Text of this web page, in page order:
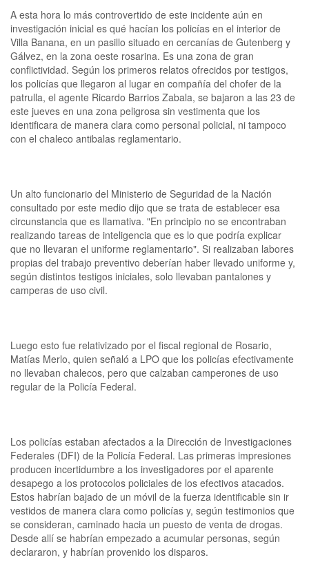
A esta hora lo más controvertido de este incidente aún en
investigación inicial es qué hacían los policías en el interior de
Villa Banana, en un pasillo situado en cercanías de Gutenberg y
Gálvez, en la zona oeste rosarina. Es una zona de gran
conflictividad. Según los primeros relatos ofrecidos por testigos,
los policías que llegaron al lugar en compañía del chofer de la
patrulla, el agente Ricardo Barrios Zabala, se bajaron a las 23 de
este jueves en una zona peligrosa sin vestimenta que los
identificara de manera clara como personal policial, ni tampoco
con el chaleco antibalas reglamentario.
Un alto funcionario del Ministerio de Seguridad de la Nación
consultado por este medio dijo que se trata de establecer esa
circunstancia que es llamativa. "En principio no se encontraban
realizando tareas de inteligencia que es lo que podría explicar
que no llevaran el uniforme reglamentario". Si realizaban labores
propias del trabajo preventivo deberían haber llevado uniforme y,
según distintos testigos iniciales, solo llevaban pantalones y
camperas de uso civil.
Luego esto fue relativizado por el fiscal regional de Rosario,
Matías Merlo, quien señaló a LPO que los policías efectivamente
no llevaban chalecos, pero que calzaban camperones de uso
regular de la Policía Federal.
Los policías estaban afectados a la Dirección de Investigaciones
Federales (DFI) de la Policía Federal. Las primeras impresiones
producen incertidumbre a los investigadores por el aparente
desapego a los protocolos policiales de los efectivos atacados.
Estos habrían bajado de un móvil de la fuerza identificable sin ir
vestidos de manera clara como policías y, según testimonios que
se consideran, caminado hacia un puesto de venta de drogas.
Desde allí se habrían empezado a acumular personas, según
declararon, y habrían provenido los disparos.